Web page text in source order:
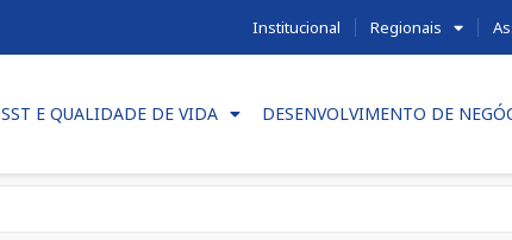
Institucional Regionais
SST E QUALIDADE DE VIDA DESENVOLVIMENTO DE